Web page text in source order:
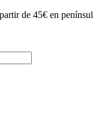
de 45€ en